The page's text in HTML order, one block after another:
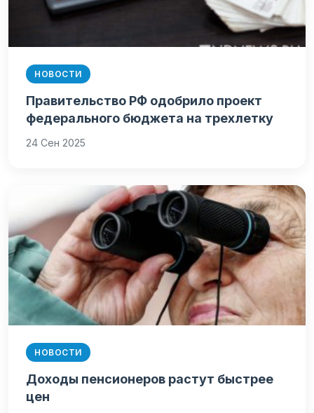
НОВОСТИ
Правительство РФ одобрило проект
федерального бюджета на трехлетку
24 Сен 2025
НОВОСТИ
Доходы пенсионеров растут быстрее
цен